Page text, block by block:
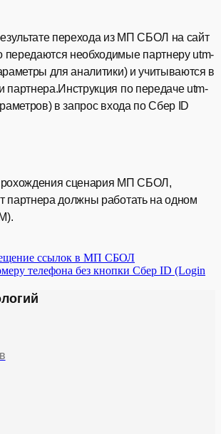
перехода из МП СБОЛ на сайт
передаются необходимые партнеру utm-
для аналитики) и учитываются в
партнера.Инструкция по передаче utm-
в запрос входа по Сбер ID
сценария МП СБОЛ,
партнера должны работать на одном
ссылок в МП СБОЛ
телефона без кнопки Сбер ID (Login